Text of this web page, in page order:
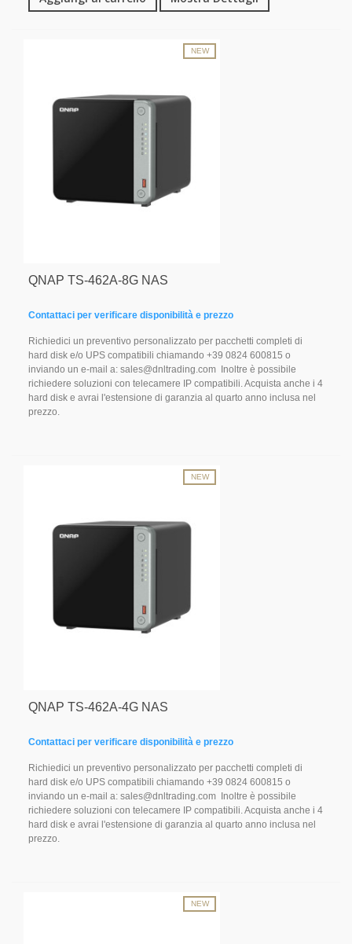
NEW
QNAP TS-462A-8G NAS
Contattaci per verificare disponibilità e prezzo
Richiedici un preventivo personalizzato per pacchetti completi di
hard disk e/o UPS compatibili chiamando +39 0824 600815 o
inviando un e-mail a: sales@dnltrading.com Inoltre è possibile
richiedere soluzioni con telecamere IP compatibili. Acquista anche i 4
hard disk e avrai l'estensione di garanzia al quarto anno inclusa nel
prezzo.
NEW
QNAP TS-462A-4G NAS
Contattaci per verificare disponibilità e prezzo
Richiedici un preventivo personalizzato per pacchetti completi di
hard disk e/o UPS compatibili chiamando +39 0824 600815 o
inviando un e-mail a: sales@dnltrading.com Inoltre è possibile
richiedere soluzioni con telecamere IP compatibili. Acquista anche i 4
hard disk e avrai l'estensione di garanzia al quarto anno inclusa nel
prezzo.
NEW